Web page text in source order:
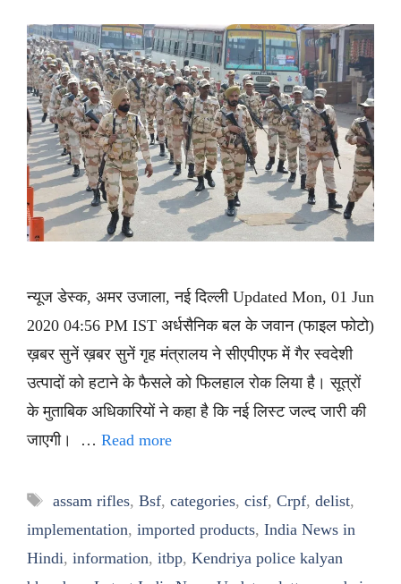
न्यूज डेस्क, अमर उजाला, नई दिल्ली Updated Mon, 01 Jun
2020 04:56 PM IST अर्धसैनिक बल के जवान (फाइल फोटो)
ख़बर सुनें ख़बर सुनें गृह मंत्रालय ने सीएपीएफ में गैर स्वदेशी
उत्पादों को हटाने के फैसले को फिलहाल रोक लिया है। सूत्रों
के मुताबिक अधिकारियों ने कहा है कि नई लिस्ट जल्द जारी की
जाएगी। … Read more
Tags
assam rifles, Bsf, categories, cisf, Crpf, delist,
implementation, imported products, India News in
Hindi, information, itbp, Kendriya police kalyan